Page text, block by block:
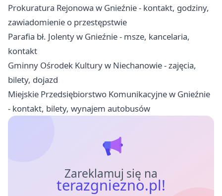
Prokuratura Rejonowa w Gnieźnie - kontakt, godziny,
zawiadomienie o przestępstwie
Parafia bł. Jolenty w Gnieźnie - msze, kancelaria,
kontakt
Gminny Ośrodek Kultury w Niechanowie - zajęcia,
bilety, dojazd
Miejskie Przedsiębiorstwo Komunikacyjne w Gnieźnie
- kontakt, bilety, wynajem autobusów
Zareklamuj się na
terazgniezno.pl!